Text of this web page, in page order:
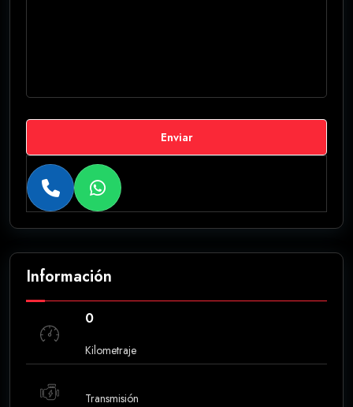
Enviar
Información
0
Kilometraje
Transmisión